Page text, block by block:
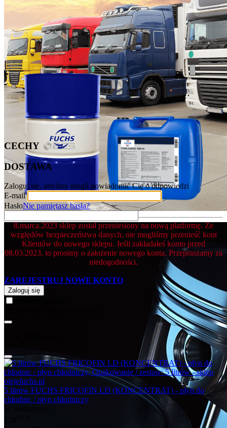
CECHY
DOSTAWA
Zaloguj się, abyśmy mogli powiadomić Cię o odpowiedzi
E-mail
HasłoNie pamiętasz hasła?
8.marca.2023 sklep został przeniesiony na nową platformę. Ze
względów bezpieczeństwa danych, nie mogliśmy przenieść kont
Klientów do nowego sklepu. Jeśli zakładałeś konto przed
08.03.2023, to prosimy o założenie nowego konta. Przepraszamy za
niedogodności.
ZAREJESTRUJ NOWE KONTO
Zaloguj się
5 litrów FUCHS FRICOFIN LD (KONCENTRAT) - płyn do
chłodnic / płyn chłodniczy